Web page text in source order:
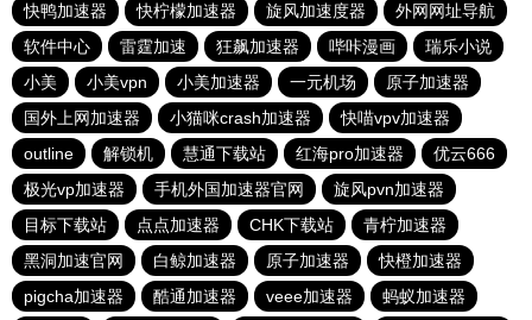
快鸭加速器
快柠檬加速器 旋风加速度器
外网网址导航
软件中心
雷霆加速 狂飙加速器 哔咔漫画
瑞乐小说
小美
小美vpn 小美加速器 一元机场
原子加速器
国外上网加速器
小猫咪crash加速器
快喵vpv加速器
outline
解锁机 慧通下载站 红海pro加速器
优云666
极光vp加速器
手机外国加速器官网
旋风pvn加速器
目标下载站
点点加速器 CHK下载站
青柠加速器
黑洞加速官网
白鲸加速器 原子加速器
快橙加速器
pigcha加速器
酷通加速器 veee加速器
蚂蚁加速器